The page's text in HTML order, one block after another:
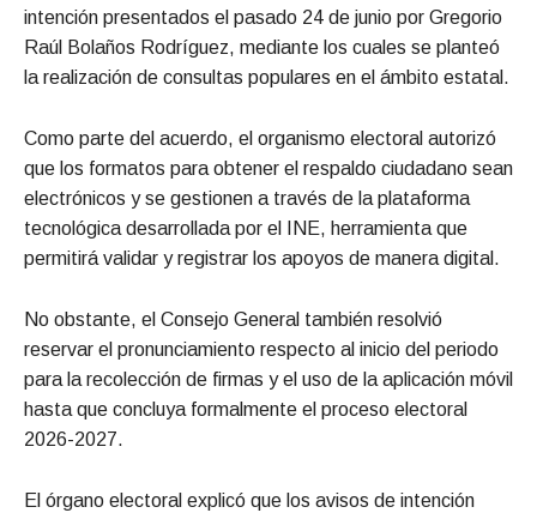
intención presentados el pasado 24 de junio por Gregorio
Raúl Bolaños Rodríguez, mediante los cuales se planteó
la realización de consultas populares en el ámbito estatal.
Como parte del acuerdo, el organismo electoral autorizó
que los formatos para obtener el respaldo ciudadano sean
electrónicos y se gestionen a través de la plataforma
tecnológica desarrollada por el INE, herramienta que
permitirá validar y registrar los apoyos de manera digital.
No obstante, el Consejo General también resolvió
reservar el pronunciamiento respecto al inicio del periodo
para la recolección de firmas y el uso de la aplicación móvil
hasta que concluya formalmente el proceso electoral
2026-2027.
El órgano electoral explicó que los avisos de intención